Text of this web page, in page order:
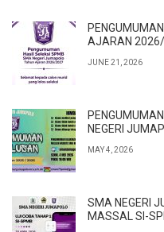
AJARAN 2026/
JUNE 21, 2026
NEGERI
MAY 4, 2026
SMA NEGERI
MASSAL SI-